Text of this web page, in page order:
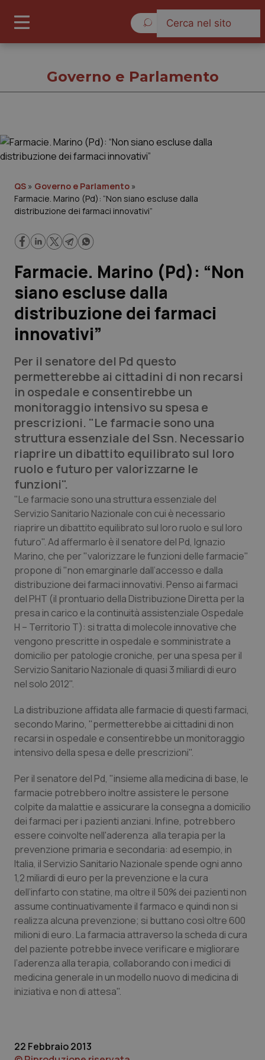
Governo e Parlamento
Regioni e Asl
Lavoro e Professioni
Scienza e Farmaci
Studi e Analisi
Lettere al direttore
Edizioni Regionali
QS Pro
Professionisti Sanitari.AI
Abruzzo
Basilicata
Calabria
Campania
Emilia-Romagna
Friuli Venezia Giulia
Lazio
Lombardia
Marche
Molise
Piemonte
Provincia Autonoma di Bolzano
Provincia Autonoma di Trento
Puglia
Sardegna
Sicilia
QS Pro Gold
Artrite & artrosi
Asma & BPCO
Car-T
Colesterolo & coronaropatie
Dermatite Atopica
Diabete & glucometri
Dolore
Donna & Salute
Epatiti
HIV
Infezioni & Febbre
Ipertensione & Scompenso
Malattie rare
Malattia di Crohn & Rettocolite Ulcerosa
Neuroscienze & patologie neurodegenerative
QS Club Newsletter
Governo e Parlamento
QS » Governo e Parlamento »
Farmacie. Marino (Pd): “Non siano escluse dalla
distribuzione dei farmaci innovativi”
Farmacie. Marino (Pd): “Non
siano escluse dalla
distribuzione dei farmaci
innovativi”
Per il senatore del Pd questo
permetterebbe ai cittadini di non recarsi
in ospedale e consentirebbe un
monitoraggio intensivo su spesa e
prescrizioni. "Le farmacie sono una
struttura essenziale del Ssn. Necessario
riaprire un dibattito equilibrato sul loro
ruolo e futuro per valorizzarne le
funzioni".
"Le farmacie sono una struttura essenziale del
Servizio Sanitario Nazionale con cui è necessario
riaprire un dibattito equilibrato sul loro ruolo e sul loro
futuro". Ad affermarlo è il senatore del Pd, Ignazio
Marino, che per "valorizzare le funzioni delle farmacie"
propone di "non emarginarle dall’accesso e dalla
distribuzione dei farmaci innovativi. Penso ai farmaci
del PHT (il prontuario della Distribuzione Diretta per la
presa in carico e la continuità assistenziale Ospedale
H – Territorio T): si tratta di molecole innovative che
vengono prescritte in ospedale e somministrate a
domicilio per patologie croniche, per una spesa per il
Servizio Sanitario Nazionale di quasi 3 miliardi di euro
nel solo 2012".
La distribuzione affidata alle farmacie di questi farmaci,
secondo Marino, "permetterebbe ai cittadini di non
recarsi in ospedale e consentirebbe un monitoraggio
intensivo della spesa e delle prescrizioni".
Per il senatore del Pd, "insieme alla medicina di base, le
farmacie potrebbero inoltre assistere le persone
colpite da malattie e assicurare la consegna a domicilio
dei farmaci per i pazienti anziani. Infine, potrebbero
essere coinvolte nell'aderenza alla terapia per la
prevenzione primaria e secondaria: ad esempio, in
Italia, il Servizio Sanitario Nazionale spende ogni anno
1,2 miliardi di euro per la prevenzione e la cura
dell’infarto con statine, ma oltre il 50% dei pazienti non
assume continuativamente il farmaco e quindi non si
realizza alcuna prevenzione; si buttano così oltre 600
milioni di euro. La farmacia attraverso la scheda di cura
del paziente potrebbe invece verificare e migliorare
l’aderenza alla terapia, collaborando con i medici di
medicina generale in un modello nuovo di medicina di
iniziativa e non di attesa".
22 Febbraio 2013